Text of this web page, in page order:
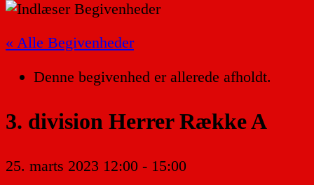
« Alle Begivenheder
Denne begivenhed er allerede afholdt.
3. division Herrer Række A
25. marts 2023 12:00 - 15:00